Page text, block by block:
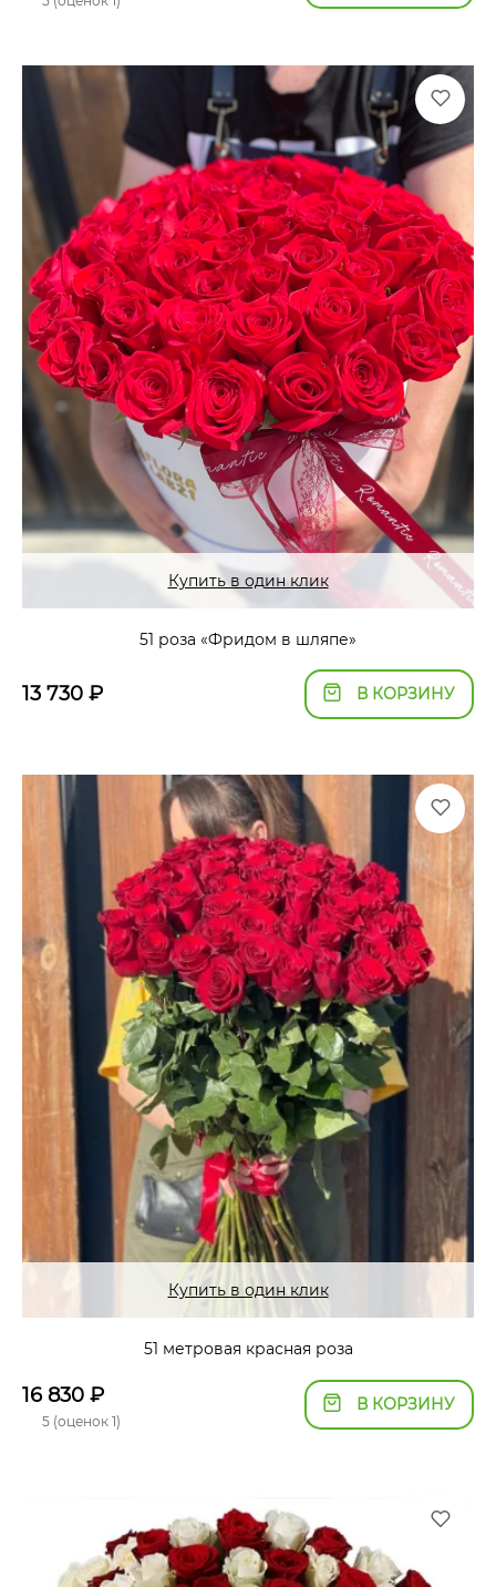
Купить в один клик
51 роза «Фридом в шляпе»
13 730 ₽ В КОРЗИНУ
Купить в один клик
51 метровая красная роза
16 830 ₽
5 (оценок 1)
В КОРЗИНУ